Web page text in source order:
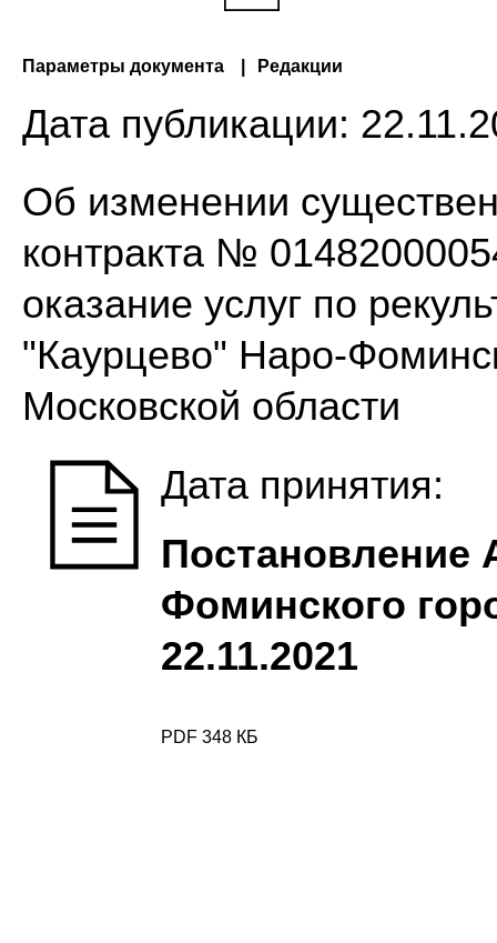
Параметры документа Редакции
Дата публикации:
Об изменении
контракта №
оказание услуг по
"Каурцево" Наро-
Московской области
Дата принятия:
Постановление
Фоминского
22.11.2021
PDF 348 КБ